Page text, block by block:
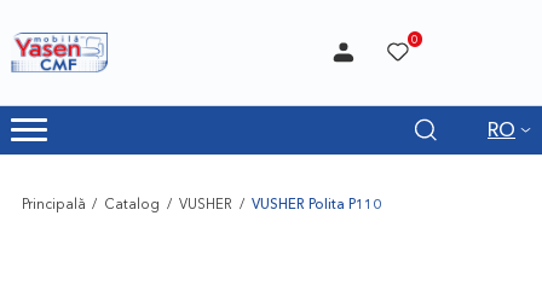
0
RO
Principală Catalog VUSHER VUSHER Polita P110